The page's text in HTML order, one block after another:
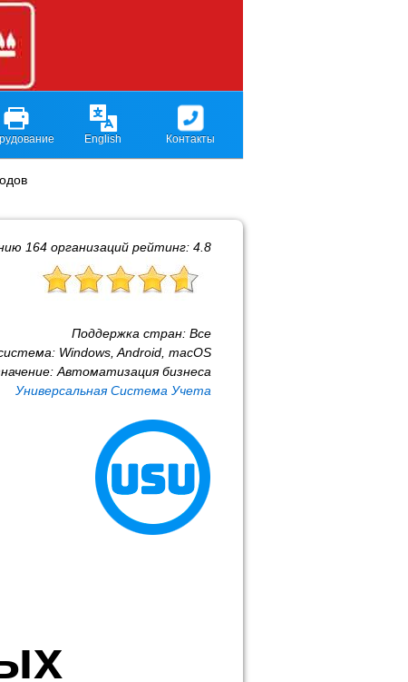
English Контакты
164 организаций рейтинг: 4.8
Поддержка стран: Все
Windows, Android, macOS
Автоматизация бизнеса
Универсальная Система Учета